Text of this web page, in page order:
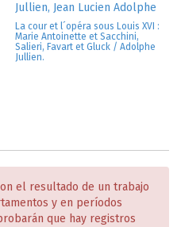
Jullien, Jean Lucien Adolphe
La cour et l´opéra sous Louis XVI :
Marie Antoinette et Sacchini,
Salieri, Favart et Gluck / Adolphe
Jullien.
el resultado de un trabajo
y en períodos
que hay registros